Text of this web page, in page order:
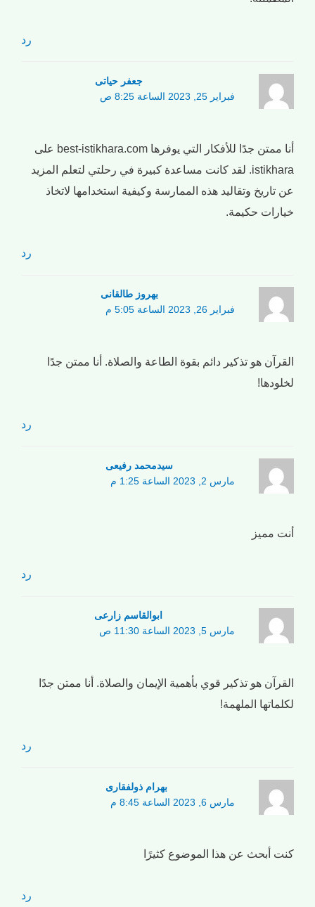
رد
جعفر حیاتی
فبراير 25, 2023 الساعة 8:25 ص
أنا ممتن جدًا للأفكار التي يوفرها best-istikhara.com على
istikhara. لقد كانت مساعدة كبيرة في رحلتي لتعلم المزيد
عن تاريخ وتقاليد هذه الممارسة وكيفية استخدامها لاتخاذ
خيارات حكيمة.
رد
بهروز طالقانی
فبراير 26, 2023 الساعة 5:05 م
القرآن هو تذكير دائم بقوة الطاعة والصلاة. أنا ممتن جدًا
لخلودها!
رد
سیدمحمد رفیعی
مارس 2, 2023 الساعة 1:25 م
أنت مميز
رد
ابوالقاسم زارعی
مارس 5, 2023 الساعة 11:30 ص
القرآن هو تذكير قوي بأهمية الإيمان والصلاة. أنا ممتن جدًا
لكلماتها الملهمة!
رد
بهرام ذولفقاری
مارس 6, 2023 الساعة 8:45 م
كنت أبحث عن هذا الموضوع كثيرًا
رد